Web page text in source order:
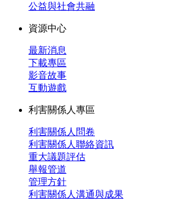
公益與社會共融
資源中心
最新消息
下載專區
影音故事
互動遊戲
利害關係人專區
利害關係人問卷
利害關係人聯絡資訊
重大議題評估
舉報管道
管理方針
利害關係人溝通與成果